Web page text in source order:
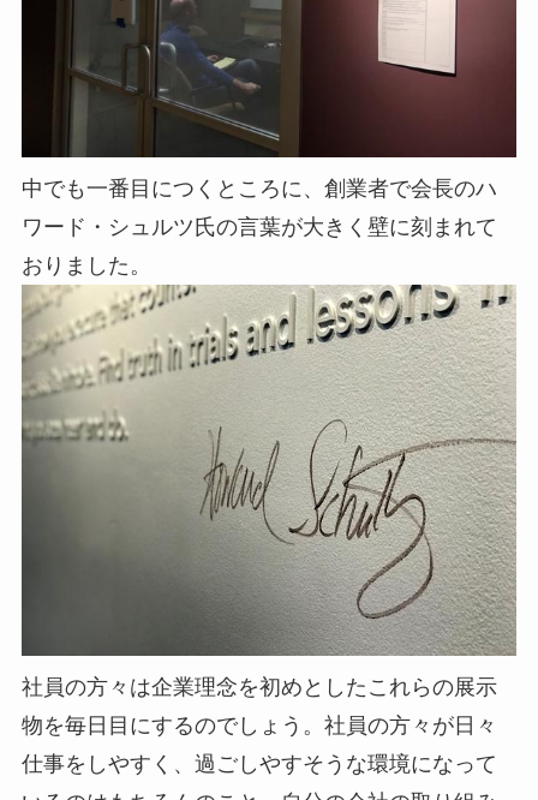
中でも一番目につくところに、創業者で会長のハ
ワード・シュルツ氏の言葉が大きく壁に刻まれて
おりました。
社員の方々は企業理念を初めとしたこれらの展示
物を毎日目にするのでしょう。社員の方々が日々
仕事をしやすく、過ごしやすそうな環境になって